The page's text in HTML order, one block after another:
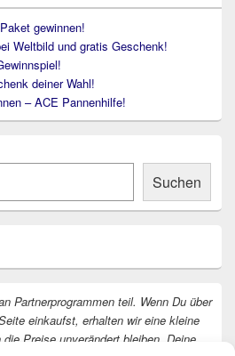
gewinnen!
Weltbild und gratis Geschenk!
deiner Wahl!
– ACE Pannenhilfe!
Suchen
Partnerprogrammen teil. Wenn Du über
einkaufst, erhalten wir eine kleine
Preise unverändert bleiben. Deine